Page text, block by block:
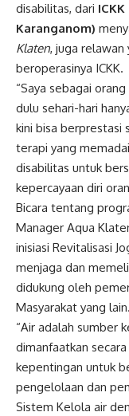
disabilitas, dari
Karanganom)
Klaten, juga
beroperasinya ICKK.
“Saya sebagai
dulu sehari-hari
kini bisa berprestasi
terapi yang
disabilitas untuk
kepercayaan diri
Bicara tentang
Manager Aqua
inisiasi Revitalisasi
menjaga dan
didukung oleh
Masyarakat yang lain.
“Air adalah sumber
dimanfaatkan
kepentingan untuk
pengelolaan dan
Sistem Kelola air